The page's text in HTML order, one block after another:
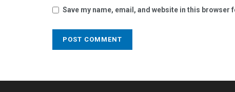
Save my name, email, and website in this browser